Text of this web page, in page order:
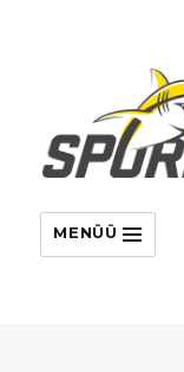
MENÜÜ